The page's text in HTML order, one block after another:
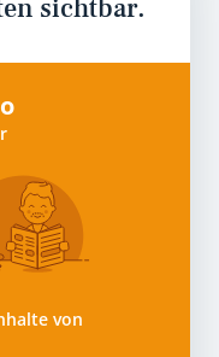
sichtbar.
von